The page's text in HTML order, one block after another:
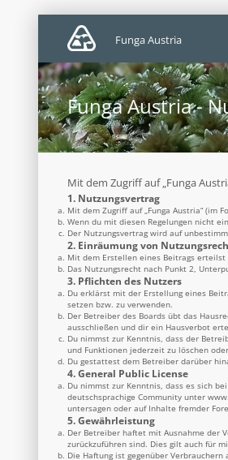
Funga Austria
Funga Austria -
Mit dem Zugriff auf „Funga
1. Nutzungsvertrag
Mit dem Zugriff auf „Funga Austria“ (im
Wenn du mit diesen Regelungen nicht
Der Nutzungsvertrag wird auf
2. Einräumung von
Mit dem Erstellen eines Beitrags
Das Nutzungsrecht nach Punkt 2,
3. Pflichten des Nutzers
Du erklärst mit der Erstellung eines
setzen bzw. zu verwenden.
Der Betreiber des Boards übt das
ausschließen und dir ein Hausverbot
Du nimmst zur Kenntnis, dass der
und Funktionen jederzeit zu löschen
Du gestattest dem Betreiber darüber
4. General Public License
Du nimmst zur Kenntnis, dass es sich
deutschsprachige Community unter
untersagen oder auf Inhalte fremder
5. Gewährleistung
Der Betreiber haftet mit Ausnahme der
zurückzuführen sind. Dies gilt auch für
Die Haftung ist gegenüber